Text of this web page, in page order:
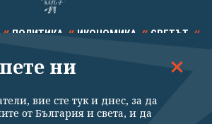
ПОЛИТИКА ИКОНОМИКА СВЕТЪТ
ТЕХНОЛОГИИ КАЛЕЙДОСКОП
ни
вие сте тук и днес, за да
от България и света, и да